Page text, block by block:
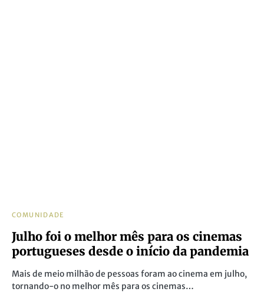
COMUNIDADE
Julho foi o melhor mês para os cinemas
portugueses desde o início da pandemia
Mais de meio milhão de pessoas foram ao cinema em julho,
tornando-o no melhor mês para os cinemas…